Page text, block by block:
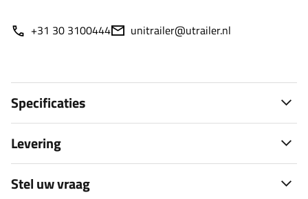
+31 30 3100444 unitrailer@utrailer.nl
Specificaties
Levering
Stel uw vraag